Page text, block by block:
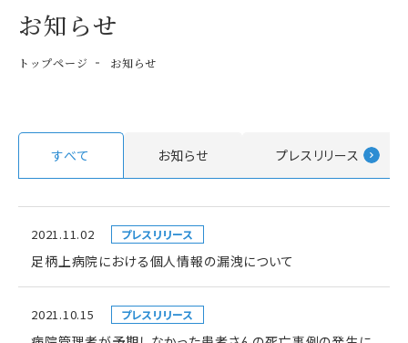
お知らせ
トップページ お知らせ
すべて お知らせ プレスリリース
2021.11.02 プレスリリース
足柄上病院における個人情報の漏洩について
2021.10.15 プレスリリース